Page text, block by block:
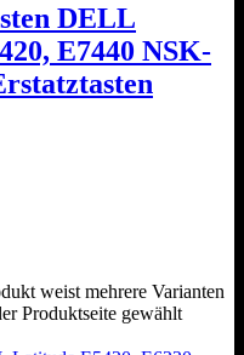
DELL
E7440 NSK-
weist mehrere Varianten
Produktseite gewählt